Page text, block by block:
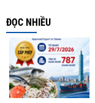
ĐỌC NHIỀU